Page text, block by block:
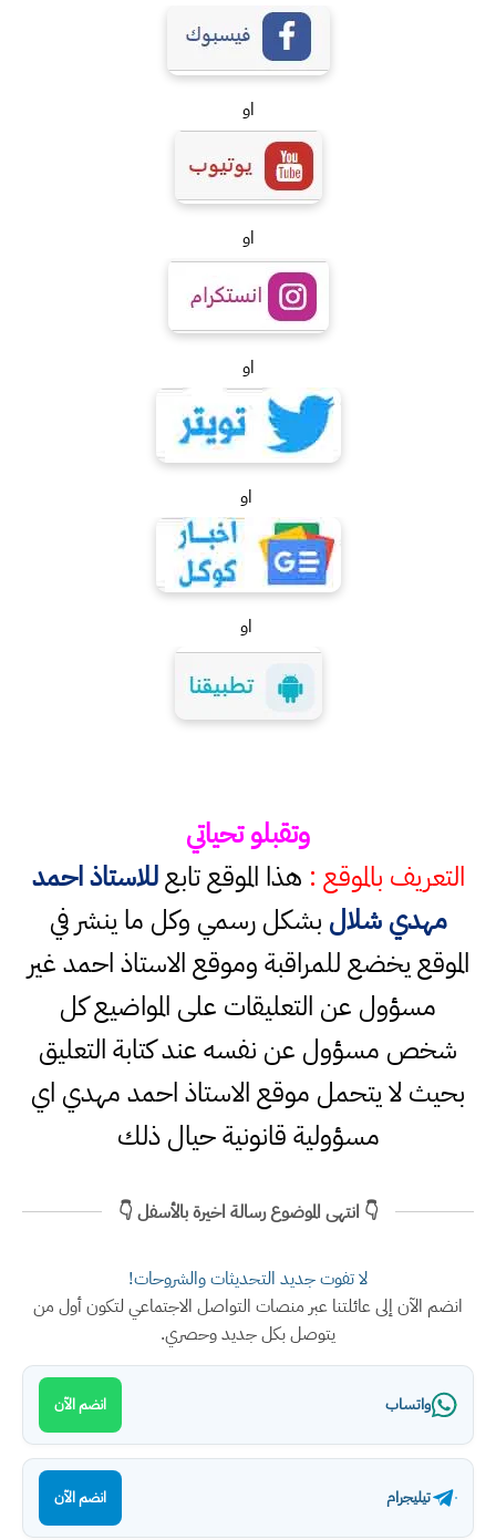
او
او
او
او
او
وتقبلو تحياتي
التعريف بالموقع : هذا الموقع تابعللاستاذ احمد
مهدي شلال بشكل رسمي وكل ما ينشر في
الموقع يخضع للمراقبة وموقع الاستاذ احمد غير
مسؤول عن التعليقات على المواضيع كل
شخص مسؤول عن نفسه عند كتابة التعليق
بحيث لا يتحمل موقع الاستاذ احمد مهدي اي
مسؤولية قانونية حيال ذلك
👇 انتهى الموضوع رسالة اخيرة بالأسفل 👇
لا تفوت جديد التحديثات والشروحات!
انضم الآن إلى عائلتنا عبر منصات التواصل الاجتماعي لتكون أول من
يتوصل بكل جديد وحصري.
واتساب انضم الآن
تيليجرام انضم الآن